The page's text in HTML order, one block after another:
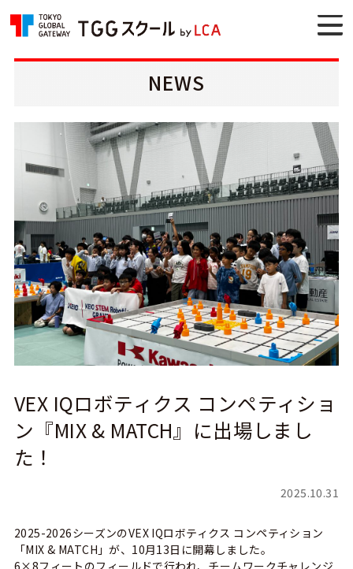
ル by LCA
NEWS
VEX IQロボティクス コンペティショ
ン『MIX & MATCH』に出場しまし
た！
2025.10.31
2025-2026シーズンのVEX IQロボティクス コンペティション
「MIX & MATCH」が、10月13日に開幕しました。